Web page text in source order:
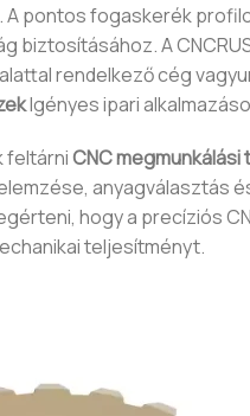
pontos fogaskerék
biztosításához. A
rendelkező cég
Igényes ipari
feltárniCNC megmunkálási
anyagválasztás
hogy a precíziós
teljesítményt.